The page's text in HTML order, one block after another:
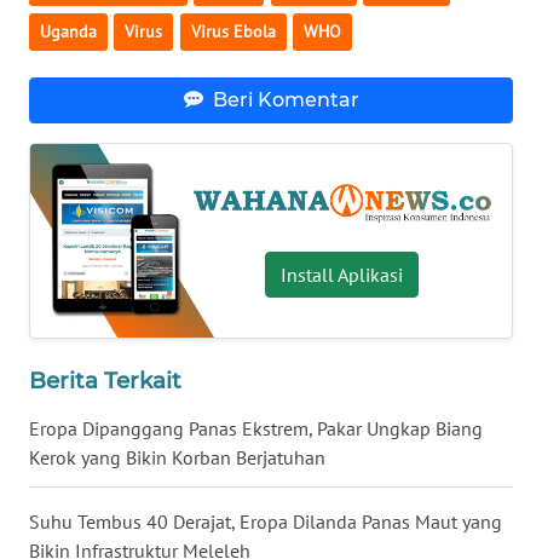
Uganda Virus Virus Ebola WHO
Beri Komentar
Install Aplikasi
Berita Terkait
Eropa Dipanggang Panas Ekstrem, Pakar Ungkap Biang
Kerok yang Bikin Korban Berjatuhan
Suhu Tembus 40 Derajat, Eropa Dilanda Panas Maut yang
Bikin Infrastruktur Meleleh
WN
NUSANTARA
JOGJA
WN
JATIM
WN
BALI
KALBAR
WN
KALTENG